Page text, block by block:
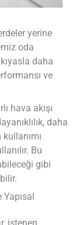
yerine
oda
daha
ve
hava akışı
daha
Bu
gibi